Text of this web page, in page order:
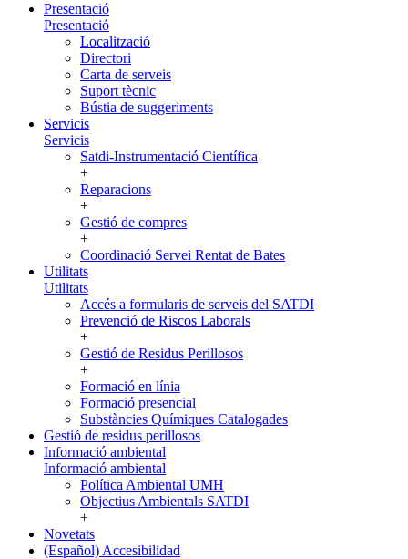
Presentació
Presentació
Localització
Directori
Carta de serveis
Suport tècnic
Bústia de suggeriments
Servicis
Servicis
Satdi-Instrumentació Científica
+
Reparacions
+
Gestió de compres
+
Coordinació Servei Rentat de Bates
Utilitats
Utilitats
Accés a formularis de serveis del SATDI
Prevenció de Riscos Laborals
+
Gestió de Residus Perillosos
+
Formació en línia
Formació presencial
Substàncies Químiques Catalogades
Gestió de residus perillosos
Informació ambiental
Informació ambiental
Política Ambiental UMH
Objectius Ambientals SATDI
+
Novetats
(Español) Accesibilidad